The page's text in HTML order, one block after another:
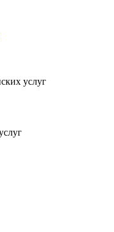
услуг